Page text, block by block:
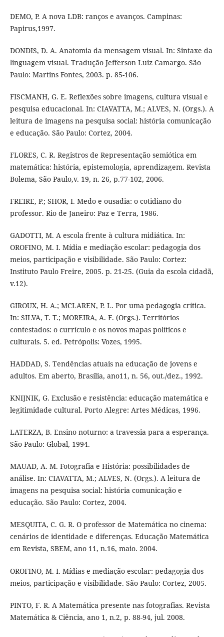
DEMO, P. A nova LDB: ranços e avanços. Campinas:
Papirus,1997.
DONDIS, D. A. Anatomia da mensagem visual. In: Sintaxe da
linguagem visual. Tradução Jefferson Luiz Camargo. São
Paulo: Martins Fontes, 2003. p. 85-106.
FISCMANH, G. E. Reflexões sobre imagens, cultura visual e
pesquisa educacional. In: CIAVATTA, M.; ALVES, N. (Orgs.). A
leitura de imagens na pesquisa social: história comunicação
e educação. São Paulo: Cortez, 2004.
FLORES, C. R. Registros de Representação semiótica em
matemática: história, epistemologia, aprendizagem. Revista
Bolema, São Paulo,v. 19, n. 26, p.77-102, 2006.
FREIRE, P.; SHOR, I. Medo e ousadia: o cotidiano do
professor. Rio de Janeiro: Paz e Terra, 1986.
GADOTTI, M. A escola frente à cultura midiática. In:
OROFINO, M. I. Mídia e mediação escolar: pedagogia dos
meios, participação e visibilidade. São Paulo: Cortez:
Instituto Paulo Freire, 2005. p. 21-25. (Guia da escola cidadã,
v.12).
GIROUX, H. A.; MCLAREN, P. L. Por uma pedagogia crítica.
In: SILVA, T. T.; MOREIRA, A. F. (Orgs.). Territórios
contestados: o currículo e os novos mapas políticos e
culturais. 5. ed. Petrópolis: Vozes, 1995.
HADDAD, S. Tendências atuais na educação de jovens e
adultos. Em aberto, Brasília, ano11, n. 56, out./dez., 1992.
KNIJNIK, G. Exclusão e resistência: educação matemática e
legitimidade cultural. Porto Alegre: Artes Médicas, 1996.
LATERZA, B. Ensino noturno: a travessia para a esperança.
São Paulo: Global, 1994.
MAUAD, A. M. Fotografia e História: possibilidades de
análise. In: CIAVATTA, M.; ALVES, N. (Orgs.). A leitura de
imagens na pesquisa social: história comunicação e
educação. São Paulo: Cortez, 2004.
MESQUITA, C. G. R. O professor de Matemática no cinema:
cenários de identidade e diferenças. Educação Matemática
em Revista, SBEM, ano 11, n.16, maio. 2004.
OROFINO, M. I. Mídias e mediação escolar: pedagogia dos
meios, participação e visibilidade. São Paulo: Cortez, 2005.
PINTO, F. R. A Matemática presente nas fotografias. Revista
Matemática & Ciência, ano 1, n.2, p. 88-94, jul. 2008.